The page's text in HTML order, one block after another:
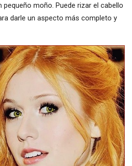
moño. Puede rizar el cabello
darle un aspecto más completo y